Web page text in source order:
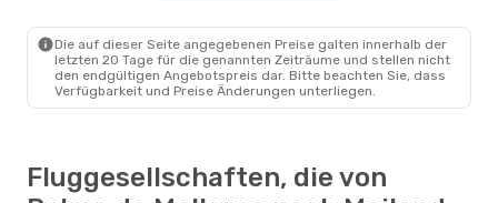
Die auf dieser Seite angegebenen Preise galten innerhalb der
letzten 20 Tage für die genannten Zeiträume und stellen nicht
den endgültigen Angebotspreis dar. Bitte beachten Sie, dass
Verfügbarkeit und Preise Änderungen unterliegen.
Fluggesellschaften, die von